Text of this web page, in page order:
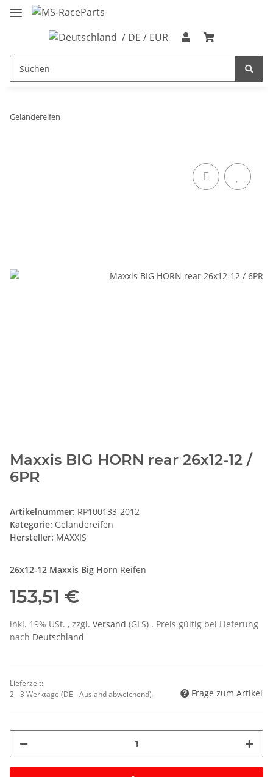
/ DE / EUR
Geländereifen
Maxxis BIG HORN rear 26x12-12 /
6PR
Artikelnummer: RP100133-2012
Kategorie: Geländereifen
Hersteller: MAXXIS
26x12-12 Maxxis Big Horn Reifen
153,51 €
inkl. 19% USt. , zzgl. Versand (GLS) . Preis gültig bei Lieferung
nach Deutschland
Lieferzeit:
2 - 3 Werktage (DE - Ausland abweichend) Frage zum Artikel